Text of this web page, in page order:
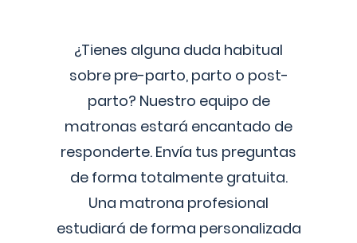
¿Tienes alguna duda habitual
sobre pre-parto, parto o post-
parto? Nuestro equipo de
matronas estará encantado de
responderte. Envía tus preguntas
de forma totalmente gratuita.
Una matrona profesional
estudiará de forma personalizada